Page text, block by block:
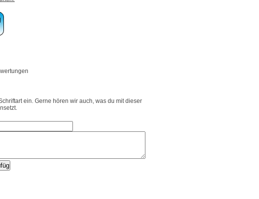
ein. Gerne hören wir auch, was du mit dieser